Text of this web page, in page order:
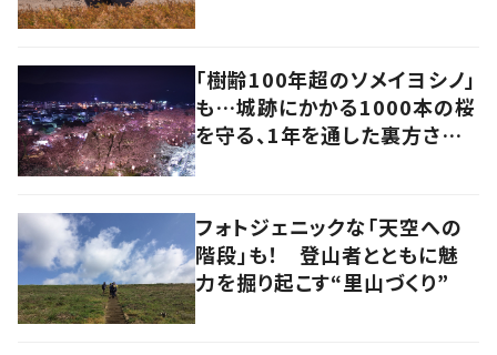
「樹齢100年超のソメイヨシノ」
も…城跡にかかる1000本の桜
を守る、1年を通した裏方さん
フォトジェニックな「天空への
階段」も！ 登山者とともに魅
力を掘り起こす“里山づくり”